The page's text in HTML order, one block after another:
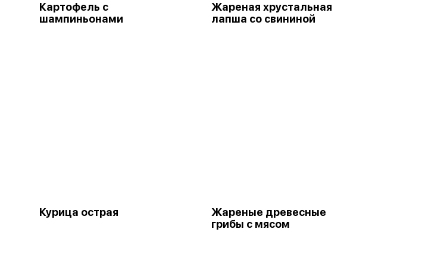
Картофель с
шампиньонами
Жареная хрустальная
лапша со свининой
Курица острая
Жареные древесные
грибы с мясом